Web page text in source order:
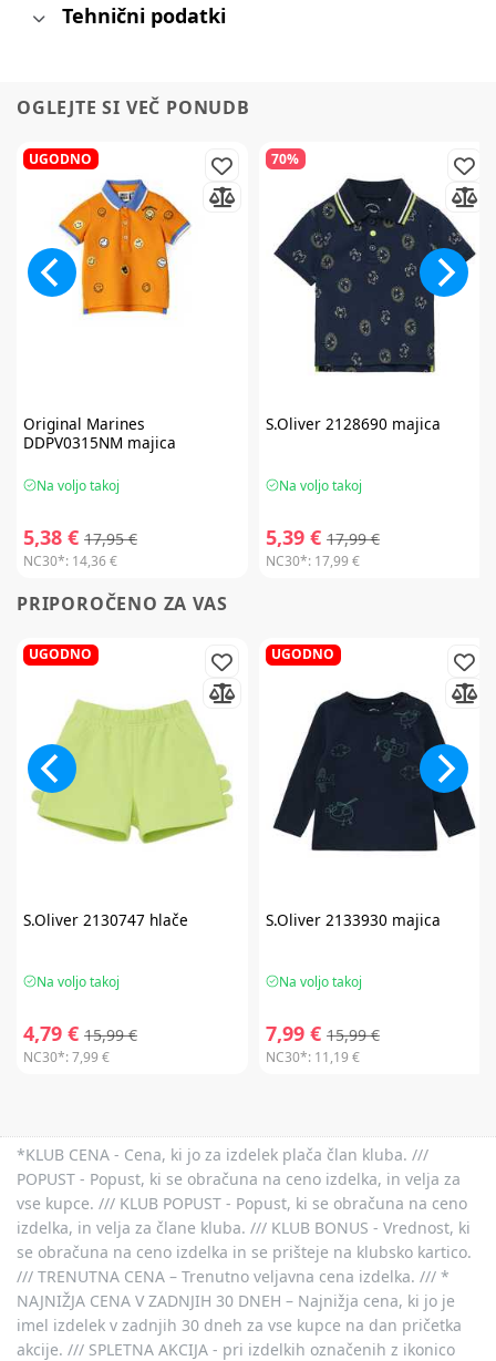
Tehnični podatki
OGLEJTE SI VEČ PONUDB
UGODNO
Original Marines
DDPV0315NM majica
Na voljo takoj
5,38 € 17,95 €
NC30*: 14,36 €
70%
S.Oliver2128690 majica
Na voljo takoj
5,39 € 17,99 €
NC30*: 17,99 €
PRIPOROČENO ZA VAS
UGODNO
S.Oliver2130747 hlače
Na voljo takoj
4,79 € 15,99 €
NC30*:7,99 €
UGODNO
S.Oliver2133930 majica
Na voljo takoj
7,99 € 15,99 €
NC30*: 11,19 €
*KLUB CENA - Cena, ki jo za izdelek plača član kluba. ///
POPUST - Popust, ki se obračuna na ceno izdelka, in velja za
vse kupce. /// KLUB POPUST - Popust, ki se obračuna na ceno
izdelka, in velja za člane kluba. /// KLUB BONUS - Vrednost, ki
se obračuna na ceno izdelka in se prišteje na klubsko kartico.
/// TRENUTNA CENA – Trenutno veljavna cena izdelka. /// *
NAJNIŽJA CENA V ZADNJIH 30 DNEH – Najnižja cena, ki jo je
imel izdelek v zadnjih 30 dneh za vse kupce na dan pričetka
akcije. /// SPLETNA AKCIJA - pri izdelkih označenih z ikonico